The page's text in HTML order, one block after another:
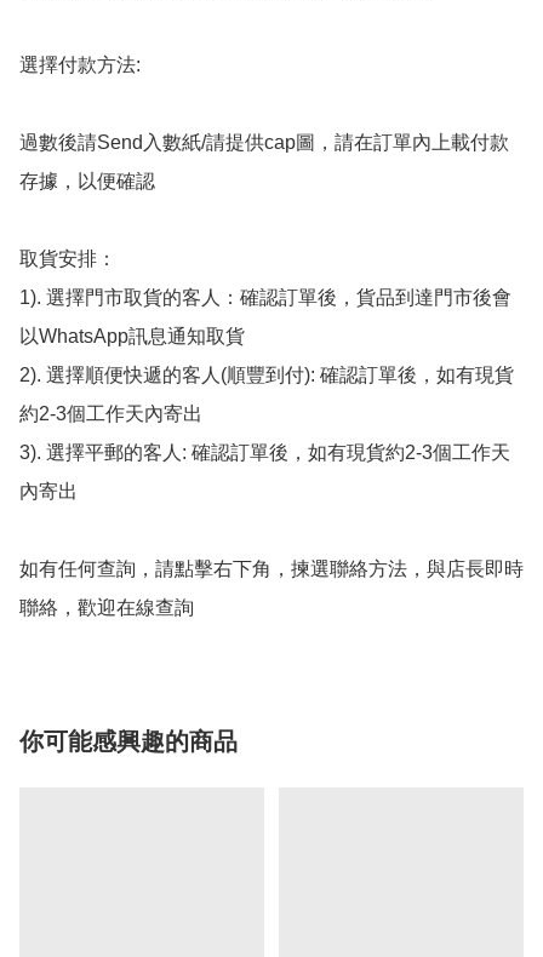
選擇付款方法:
過數後請Send入數紙/請提供cap圖，請在訂單內上載付款
存據，以便確認
取貨安排：
1). 選擇門市取貨的客人：確認訂單後，貨品到達門市後會
以WhatsApp訊息通知取貨
2). 選擇順便快遞的客人(順豐到付): 確認訂單後，如有現貨
約2-3個工作天內寄出
3). 選擇平郵的客人: 確認訂單後，如有現貨約2-3個工作天
內寄出
如有任何查詢，請點擊右下角，揀選聯絡方法，與店長即時
聯絡，歡迎在線查詢
你可能感興趣的商品